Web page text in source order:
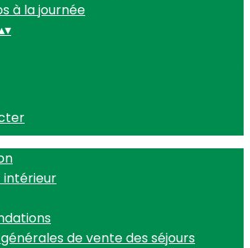
à la journée
▾
intérieur
de vente des séjours